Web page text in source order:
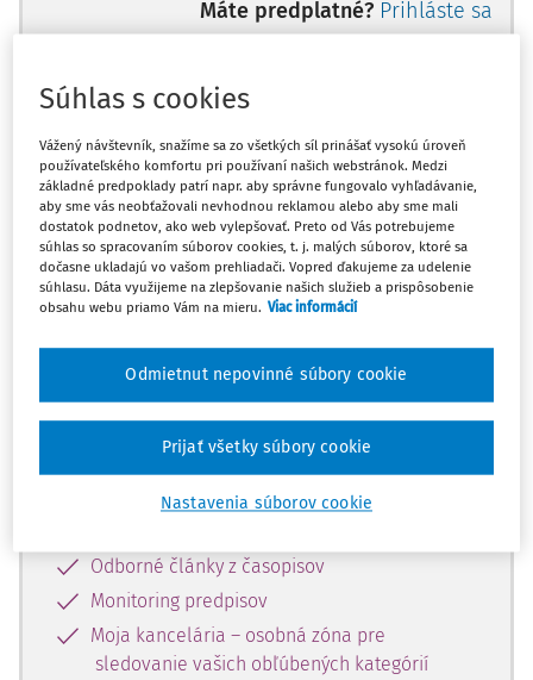
Máte predplatné? Prihláste sa
Ups, zatiaľ ste si prečítali len
začiatok...
Celý odborný obsah z tejto oblasti je
dostupný predplatiteľom portálu.
Odomknite si prístup k odbornému
obsahu a získajte prístup na 10 dní
zdarma, stačí sa len zaregistrovať.
Vďaka registrácii získate prístup aj k
vybranému obsahu:
Odborné články z časopisov
Monitoring predpisov
Moja kancelária – osobná zóna pre
sledovanie vašich obľúbených kategórií
Súhlas s cookies
Vážený návštevník, snažíme sa zo všetkých síl prinášať vysokú úroveň
používateľského komfortu pri používaní našich webstránok. Medzi
základné predpoklady patrí napr. aby správne fungovalo vyhľadávanie,
aby sme vás neobťažovali nevhodnou reklamou alebo aby sme mali
dostatok podnetov, ako web vylepšovať. Preto od Vás potrebujeme
súhlas so spracovaním súborov cookies, t. j. malých súborov, ktoré sa
dočasne ukladajú vo vašom prehliadači. Vopred ďakujeme za udelenie
súhlasu. Dáta využijeme na zlepšovanie našich služieb a prispôsobenie
obsahu webu priamo Vám na mieru. Viac informácií
Nastavenia súborov cookie
Odmietnut nepovinné súbory cookie
Prijať všetky súbory cookie